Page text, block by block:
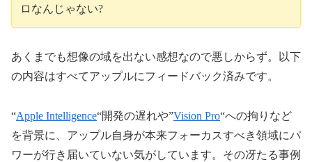
ロなんじゃない?
あくまでも想像の域を出ない感想なので悪しからず。以下
の内容はすべてアップルにフィードバック済みです。
“Apple Intelligence“開発の遅れや”Vision Pro“への拘りなど
を背景に、アップル自身が本来フォーカスすべき領域にパ
ワーが行き届いていない気がしています。その冴たる事例